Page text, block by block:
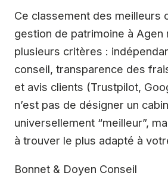
Ce classement des meilleurs
gestion de patrimoine à Agen
plusieurs critères :
conseil, transparence des
et avis clients (Trustpilot,
n’est pas de désigner un
universellement “meilleur”,
à trouver le plus adapté à
Bonnet & Doyen Conseil